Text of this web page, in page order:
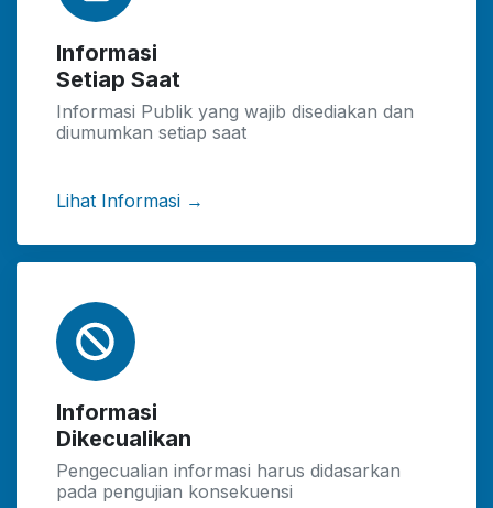
Informasi
Setiap Saat
Informasi Publik yang wajib disediakan dan
diumumkan setiap saat
Lihat Informasi →
Informasi
Dikecualikan
Pengecualian informasi harus didasarkan
pada pengujian konsekuensi